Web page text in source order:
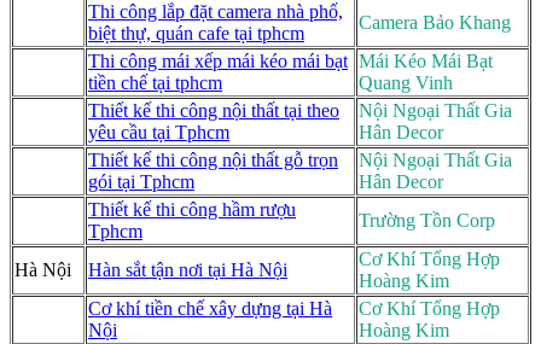
Thi công lắp đặt camera nhà phố,
biệt thự, quán cafe tại tphcm
Camera Bảo Khang
Thi công mái xếp mái kéo mái bạt
tiền chế tại tphcm
Mái Kéo Mái Bạt
Quang Vinh
Thiết kế thi công nội thất tại theo
yêu cầu tại Tphcm
Nội Ngoại Thất Gia
Hân Decor
Thiết kế thi công nội thất gỗ trọn
gói tại Tphcm
Nội Ngoại Thất Gia
Hân Decor
Thiết kế thi công hầm rượu
Tphcm
Trường Tồn Corp
Hà Nội Hàn sắt tận nơi tại Hà Nội
Cơ Khí Tổng Hợp
Hoàng Kim
Cơ khí tiền chế xây dựng tại Hà
Nội
Cơ Khí Tổng Hợp
Hoàng Kim